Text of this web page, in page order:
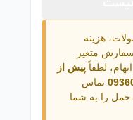
هزینه
متغیر
لطفاً پیش از
تماس
حمل را به شما